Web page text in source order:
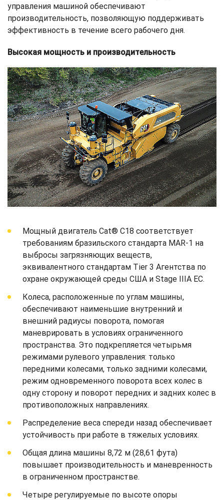
управления машиной обеспечивают
производительность, позволяющую поддерживать
эффективность в течение всего рабочего дня.
Высокая мощность и производительность
Мощный двигатель Cat® C18 соответствует
требованиям бразильского стандарта MAR-1 на
выбросы загрязняющих веществ,
эквивалентного стандартам Tier 3 Агентства по
охране окружающей среды США и Stage IIIA ЕС.
Колеса, расположенные по углам машины,
обеспечивают наименьшие внутренний и
внешний радиусы поворота, помогая
маневрировать в условиях ограниченного
пространства. Это подкрепляется четырьмя
режимами рулевого управления: только
передними колесами, только задними колесами,
режим одновременного поворота всех колес в
одну сторону и поворот передних и задних колес в
противоположных направлениях.
Распределение веса спереди назад обеспечивает
устойчивость при работе в тяжелых условиях.
Общая длина машины 8,72 м (28,61 фута)
повышает производительность и маневренность
в ограниченном пространстве.
Четыре регулируемые по высоте опоры